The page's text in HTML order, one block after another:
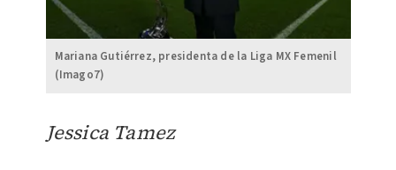
Mariana Gutiérrez, presidenta de la Liga MX Femenil
(Imago7)
Jessica Tamez